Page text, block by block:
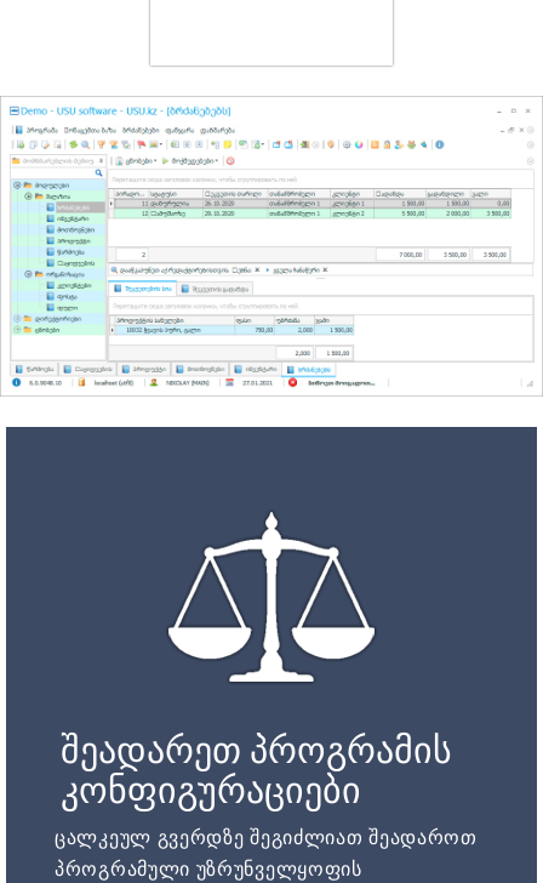
შეადარეთ პროგრამის
კონფიგურაციები
ცალკეულ გვერდზე შეგიძლიათ შეადაროთ
პროგრამული უზრუნველყოფის